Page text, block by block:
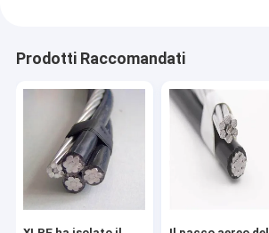
Prodotti Raccomandati